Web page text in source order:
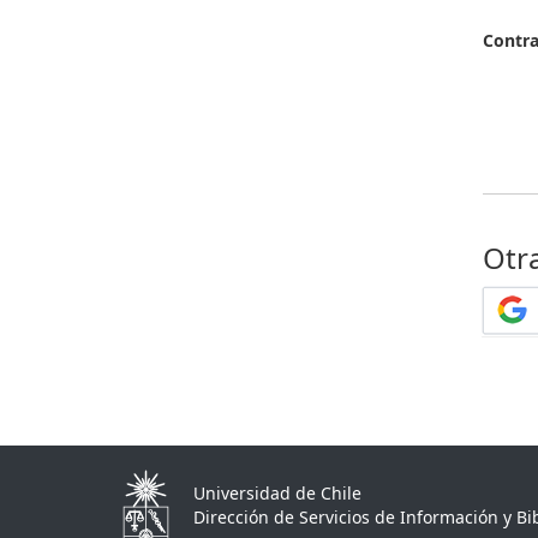
Universidad de Chile
Dirección de Servicios de Información y